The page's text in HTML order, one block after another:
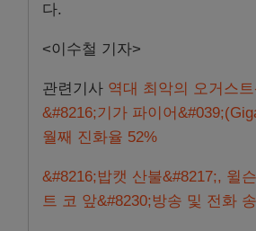
다.
<이수철 기자>
관련기사 역대 최악의 오거스
&#8216;기가 파이어
월째 진화율 52%
&#8216;밥캣 산불&#8217;, 윌
트 코 앞&#8230;방송 및 전화